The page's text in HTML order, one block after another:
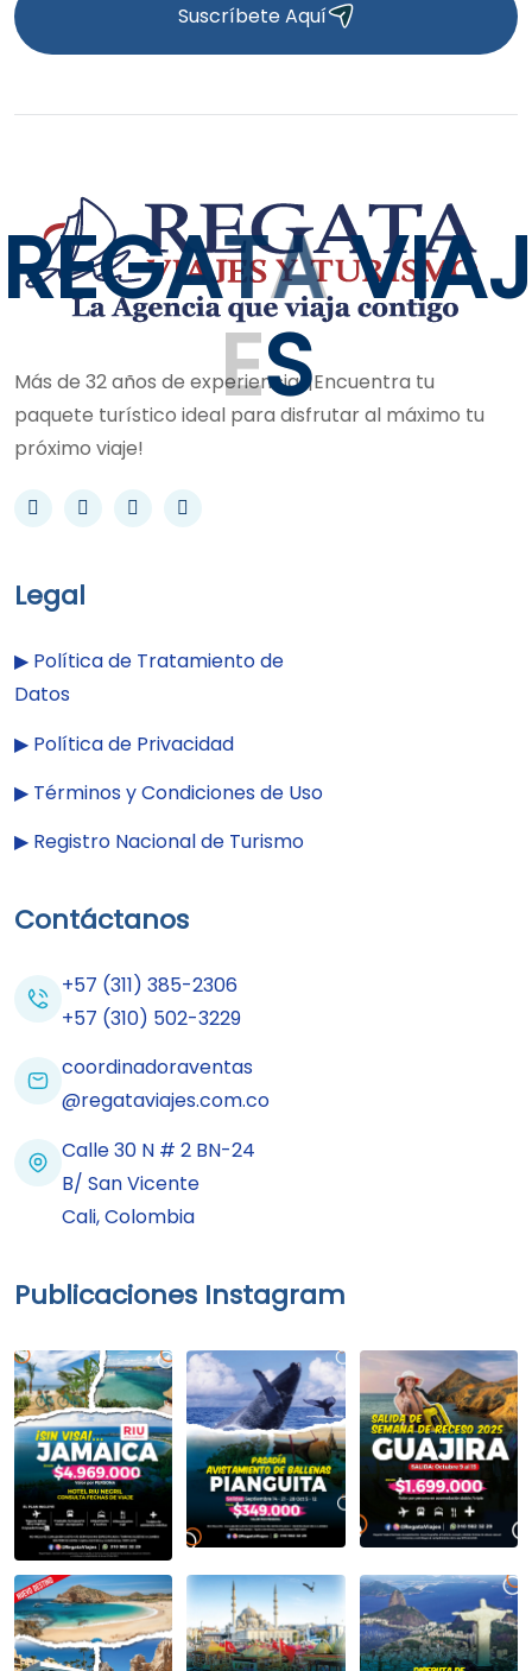
REGATAVIAJ
ES
Suscríbete Aquí
Más de 32 años de experiencia. ¡Encuentra tu
paquete turístico ideal para disfrutar al máximo tu
próximo viaje!
Legal
▶︎ Política de Tratamiento de
Datos
▶︎ Política de Privacidad
▶︎ Términos y Condiciones de Uso
▶︎ Registro Nacional de Turismo
Contáctanos
+57 (311) 385-2306
+57 (310) 502-3229
coordinadoraventas
@regataviajes.com.co
Calle 30 N # 2 BN-24
B/ San Vicente
Cali, Colombia
Publicaciones Instagram